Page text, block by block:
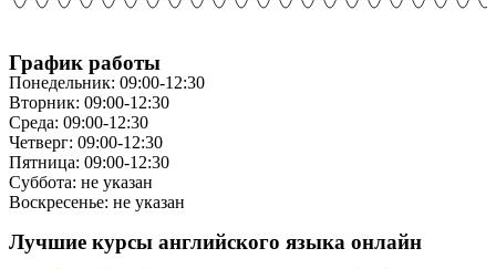
График работы
Понедельник: 09:00-12:30
Вторник: 09:00-12:30
Среда: 09:00-12:30
Четверг: 09:00-12:30
Пятница: 09:00-12:30
Суббота: не указан
Воскресенье: не указан
Лучшие курсы английского языка онлайн